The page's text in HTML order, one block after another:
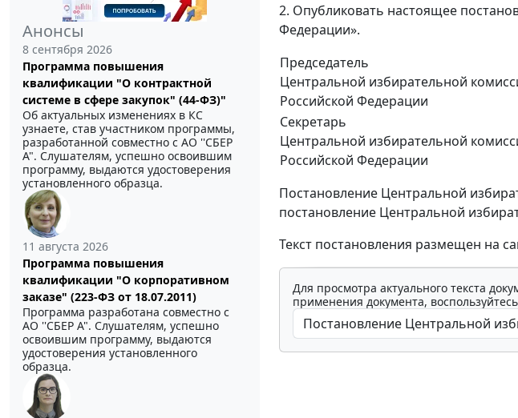
Анонсы
8 сентября 2026
Программа повышения
квалификации "О контрактной
системе в сфере закупок" (44-ФЗ)"
Об актуальных изменениях в КС
узнаете, став участником программы,
разработанной совместно с АО ''СБЕР
А". Слушателям, успешно освоившим
программу, выдаются удостоверения
установленного образца.
11 августа 2026
Программа повышения
квалификации "О корпоративном
заказе" (223-ФЗ от 18.07.2011)
Программа разработана совместно с
АО ''СБЕР А". Слушателям, успешно
освоившим программу, выдаются
удостоверения установленного
образца.
2. Опубликовать настоящее
Федерации».
Председатель
Центральной избирательной
Российской Федерации
Секретарь
Центральной избирательной
Российской Федерации
Постановление Центральной
постановление Центральной
Текст постановления размещен на
Для просмотра актуального текста
применения документа,